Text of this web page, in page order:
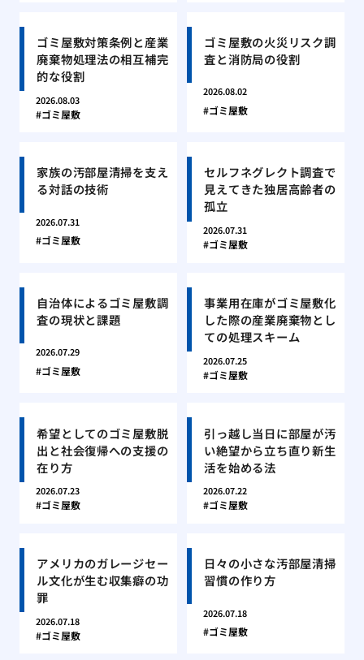
ゴミ屋敷対策条例と産業
廃棄物処理法の相互補完
的な役割
2026.08.03
ゴミ屋敷
ゴミ屋敷の火災リスク調
査と消防局の役割
2026.08.02
ゴミ屋敷
家族の汚部屋清掃を支え
る対話の技術
2026.07.31
ゴミ屋敷
セルフネグレクト調査で
見えてきた独居高齢者の
孤立
2026.07.31
ゴミ屋敷
自治体によるゴミ屋敷調
査の現状と課題
2026.07.29
ゴミ屋敷
事業用在庫がゴミ屋敷化
した際の産業廃棄物とし
ての処理スキーム
2026.07.25
ゴミ屋敷
希望としてのゴミ屋敷脱
出と社会復帰への支援の
在り方
2026.07.23
ゴミ屋敷
引っ越し当日に部屋が汚
い絶望から立ち直り新生
活を始める法
2026.07.22
ゴミ屋敷
アメリカのガレージセー
ル文化が生む収集癖の功
罪
2026.07.18
ゴミ屋敷
日々の小さな汚部屋清掃
習慣の作り方
2026.07.18
ゴミ屋敷